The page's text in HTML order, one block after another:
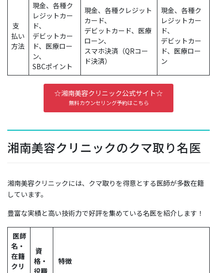
支
払い
方法
現金、各種ク
レジットカー
ド、
デビットカー
ド、医療ロー
ン、
SBCポイント
現金、各種クレジット
カード、
デビットカード、医療
ローン、
スマホ決済（QRコー
ド決済）
現金、各種ク
レジットカー
ド、
デビットカー
ド、医療ロー
ン
☆湘南美容クリニック公式サイト☆
無料カウンセリング予約はこちら
湘南美容クリニックのクマ取り名医
湘南美容クリニックには、クマ取りを得意とする医師が多数在籍
しています。
豊富な実績と高い技術力で好評を集めている名医を紹介します！
医師
名・
在籍
クリ
資
格・
特徴